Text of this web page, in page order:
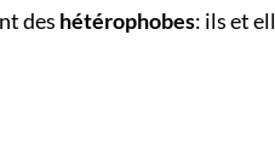
des hétérophobes: ils et